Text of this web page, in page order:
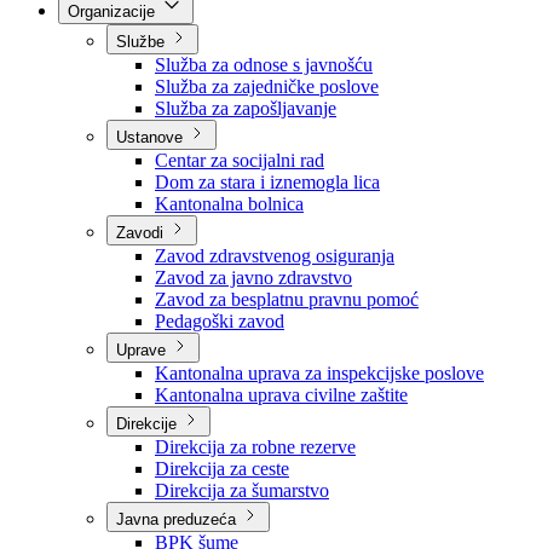
Nadležnosti
Sjednice Vlade
Službe
Služba za odnose s javnošću
Služba za zajedničke poslove
Služba za zapošljavanje
Ustanove
Centar za socijalni rad
Dom za stara i iznemogla lica
Kantonalna bolnica
Zavodi
Zavod zdravstvenog osiguranja
Zavod za javno zdravstvo
Zavod za besplatnu pravnu pomoć
Pedagoški zavod
Uprave
Kantonalna uprava za inspekcijske poslove
Kantonalna uprava civilne zaštite
Direkcije
Direkcija za robne rezerve
Direkcija za ceste